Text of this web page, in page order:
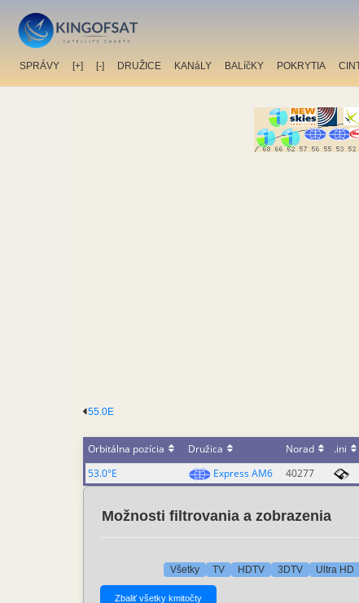
SPRÁVY [+] [-] DRUŽICE KANáLY BALíčKY POKRYTIA
55.0E
Orbitálna pozícia Družica Norad .ini
53.0°E
Express AM6 40277
Možnosti filtrovania a zobrazenia
Všetky TV HDTV 3DTV Ultra HD